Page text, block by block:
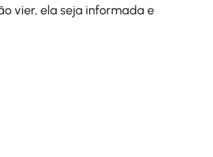
vier, ela seja informada e